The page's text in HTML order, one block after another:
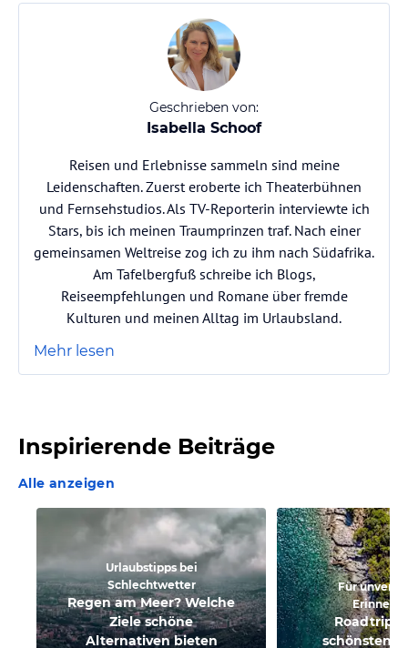
Geschrieben von:
Isabella Schoof
Reisen und Erlebnisse sammeln sind meine
Leidenschaften. Zuerst eroberte ich Theaterbühnen
und Fernsehstudios. Als TV-Reporterin interviewte ich
Stars, bis ich meinen Traumprinzen traf. Nach einer
gemeinsamen Weltreise zog ich zu ihm nach Südafrika.
Am Tafelbergfuß schreibe ich Blogs,
Reiseempfehlungen und Romane über fremde
Kulturen und meinen Alltag im Urlaubsland.
Mehr lesen
Inspirierende Beiträge
Alle anzeigen
Urlaubstipps bei
Schlechtwetter
Regen am Meer? Welche
Ziele schöne
Alternativen bieten
Für
Roadtrips
schönsten